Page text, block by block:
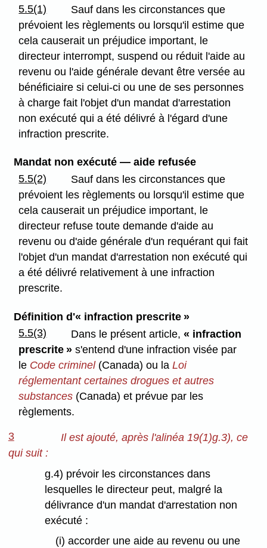
5.5(1)
Sauf dans les circonstances que
prévoient les règlements ou lorsqu'il estime que
cela causerait un préjudice important, le
directeur interrompt, suspend ou réduit l'aide au
revenu ou l'aide générale devant être versée au
bénéficiaire si celui-ci ou une de ses personnes
à charge fait l'objet d'un mandat d'arrestation
non exécuté qui a été délivré à l'égard d'une
infraction prescrite.
Mandat non exécuté — aide refusée
5.5(2)
Sauf dans les circonstances que
prévoient les règlements ou lorsqu'il estime que
cela causerait un préjudice important, le
directeur refuse toute demande d'aide au
revenu ou d'aide générale d'un requérant qui fait
l'objet d'un mandat d'arrestation non exécuté qui
a été délivré relativement à une infraction
prescrite.
Définition d'« infraction prescrite »
5.5(3)
Dans le présent article,« infraction
prescrite » s'entend d'une infraction visée par
le Code criminel(Canada) ou laLoi
réglementant certaines drogues et autres
substances (Canada) et prévue par les
règlements.
3
Il est ajouté, après l'alinéa 19(1)g.3), ce
qui suit :
g.4) prévoir les circonstances dans
lesquelles le directeur peut, malgré la
délivrance d'un mandat d'arrestation non
exécuté :
(i) accorder une aide au revenu ou une